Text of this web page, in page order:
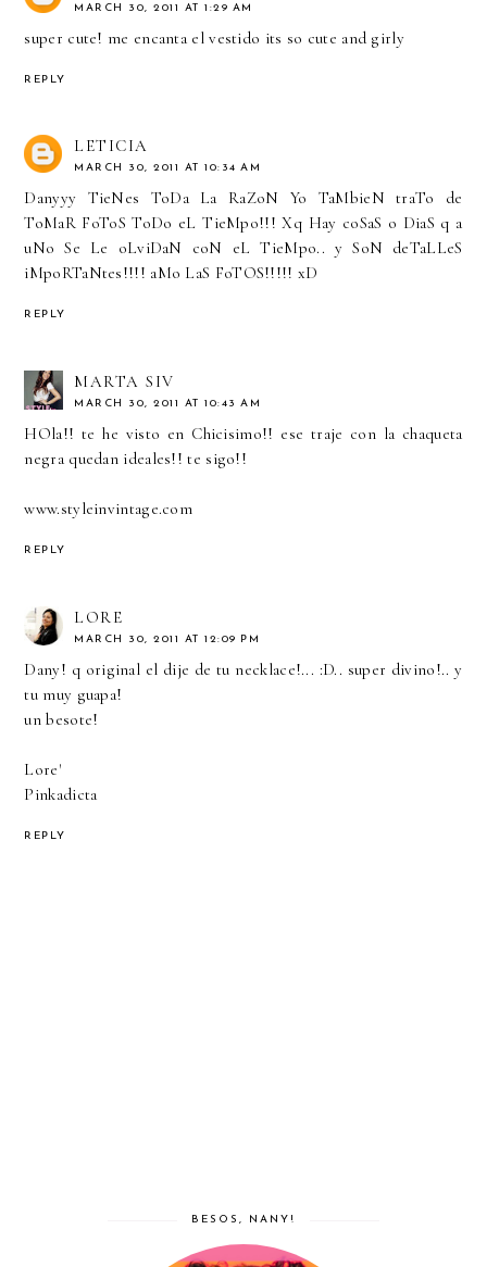
MARCH 30, 2011 AT 1:29 AM
super cute! me encanta el vestido its so cute and girly
REPLY
LETICIA
MARCH 30, 2011 AT 10:34 AM
Danyyy TieNes ToDa La RaZoN Yo TaMbieN traTo de
ToMaR FoToS ToDo eL TieMpo!!! Xq Hay coSaS o DiaS q a
uNo Se Le oLviDaN coN eL TieMpo.. y SoN deTaLLeS
iMpoRTaNtes!!!! aMo LaS FoTOS!!!!! xD
REPLY
MARTA SIV
MARCH 30, 2011 AT 10:43 AM
HOla!! te he visto en Chicisimo!! ese traje con la chaqueta
negra quedan ideales!! te sigo!!
www.styleinvintage.com
REPLY
LORE
MARCH 30, 2011 AT 12:09 PM
Dany! q original el dije de tu necklace!... :D.. super divino!.. y
tu muy guapa!
un besote!
Lore'
Pinkadicta
REPLY
BESOS, NANY!